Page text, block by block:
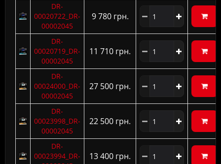
DR-
00020722_DR-
00002045
9 780 грн.
DR-
00020719_DR-
00002045
11 710 грн.
DR-
00024000_DR-
00002045
27 500 грн.
DR-
00023998_DR-
00002045
22 500 грн.
DR-
00023994_DR-
13 400 грн.